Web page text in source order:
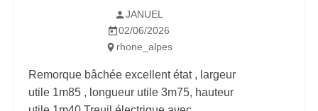
JANUEL
02/06/2026
rhone_alpes
Remorque bâchée excellent état , largeur
utile 1m85 , longueur utile 3m75, hauteur